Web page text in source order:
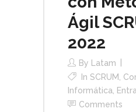
Ágil
2022
By
Latam
In SCRUM
Informática
Comments